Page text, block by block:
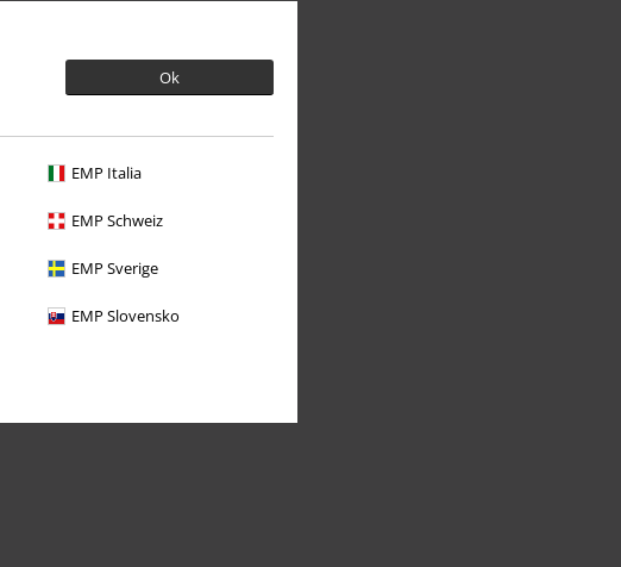
Ok
EMP Italia
EMP Schweiz
EMP Sverige
EMP Slovensko